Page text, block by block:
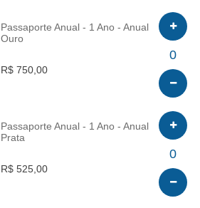
Passaporte Anual - 1 Ano - Anual
Ouro
R$ 750,00
0
Passaporte Anual - 1 Ano - Anual
Prata
R$ 525,00
0